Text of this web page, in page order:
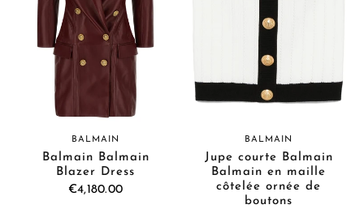
BALMAIN
Balmain Balmain
Blazer Dress
€4,180.00
BALMAIN
Jupe courte Balmain
Balmain en maille
côtelée ornée de
boutons